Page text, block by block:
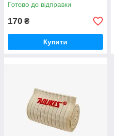
Готово до відправки
170 ₴
Купити